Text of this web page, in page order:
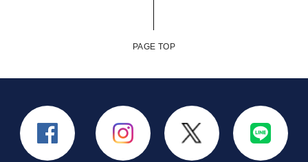
PAGE TOP